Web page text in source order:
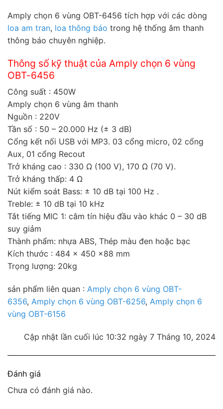
Amply chọn 6 vùng OBT-6456 tích hợp với các dòng
loa am tran, loa thông báo trong hệ thống âm thanh
thông báo chuyên nghiệp.
Thông số kỹ thuật của Amply chọn 6 vùng
OBT-6456
Công suất : 450W
Amply chọn 6 vùng âm thanh
Nguồn : 220V
Tần số : 50 – 20.000 Hz (± 3 dB)
Cổng kết nối USB với MP3. 03 cổng micro, 02 cổng
Aux, 01 cổng Recout
Trở kháng cao : 330 Ω (100 V), 170 Ω (70 V).
Trở kháng thấp: 4 Ω
Nút kiểm soát Bass: ± 10 dB tại 100 Hz .
Treble: ± 10 dB tại 10 kHz
Tắt tiếng MIC 1: câm tín hiệu đầu vào khác 0 – 30 dB
suy giảm
Thành phẩm: nhựa ABS, Thép màu đen hoặc bạc
Kích thước : 484 x 450 x88 mm
Trọng lượng: 20kg
sản phẩm liên quan : Amply chọn 6 vùng OBT-
6356, Amply chọn 6 vùng OBT-6256, Amply chọn 6
vùng OBT-6156
Cập nhật lần cuối lúc 10:32 ngày 7 Tháng 10, 2024
Đánh giá
Chưa có đánh giá nào.